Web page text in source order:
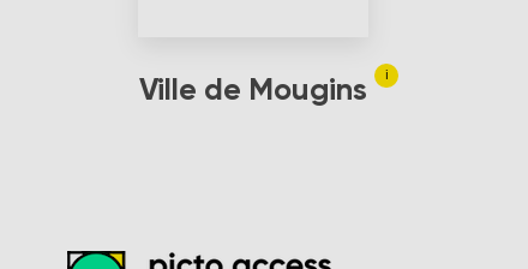
Ville de Mougins i